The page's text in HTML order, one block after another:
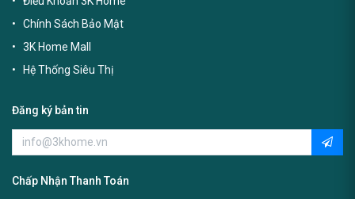
Chính Sách Bảo Mật
3K Home Mall
Hệ Thống Siêu Thị
Đăng ký bản tin
Chấp Nhận Thanh Toán